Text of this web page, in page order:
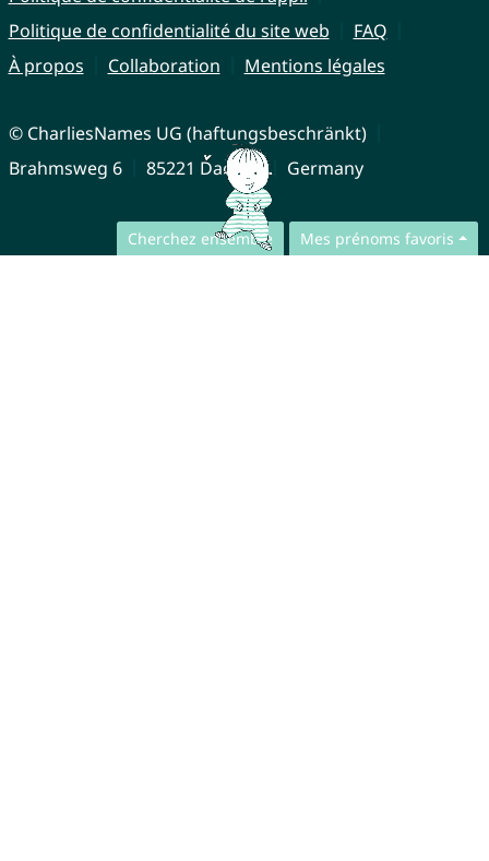
Cherchez ensemble Mes prénoms favoris
Politique de confidentialité du site web
FAQ
À propos
Collaboration Mentions légales
© CharliesNames UG (haftungsbeschränkt)
Brahmsweg 6
85221 Dachau Germany